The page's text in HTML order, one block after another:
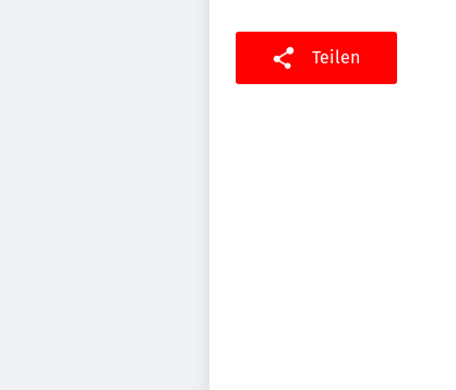
Teilen